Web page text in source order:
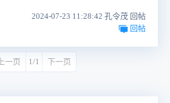
2024-07-23 11:28:42 孔令茂 回帖
回帖
上一页 1/1 下一页